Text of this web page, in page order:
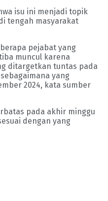
isu ini menjadi topik
tengah masyarakat
pejabat yang
muncul karena
ditargetkan tuntas pada
yang
2024, kata sumber
pada akhir minggu
dengan yang